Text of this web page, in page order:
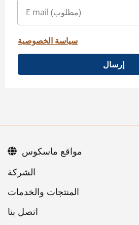
سياسة الخصوصية
إرسال
اتصل بنا
مواقع ماسكوس